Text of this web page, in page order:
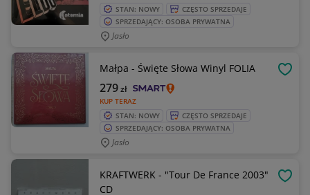
STAN: NOWY
CZĘSTO SPRZEDAJE
SPRZEDAJĄCY: OSOBA PRYWATNA
Jasło
Małpa - Święte Słowa Winyl FOLIA
KUP TERAZ
279zł
STAN: NOWY
CZĘSTO SPRZEDAJE
SPRZEDAJĄCY: OSOBA PRYWATNA
Jasło
KRAFTWERK - "Tour De France 2003"
CD